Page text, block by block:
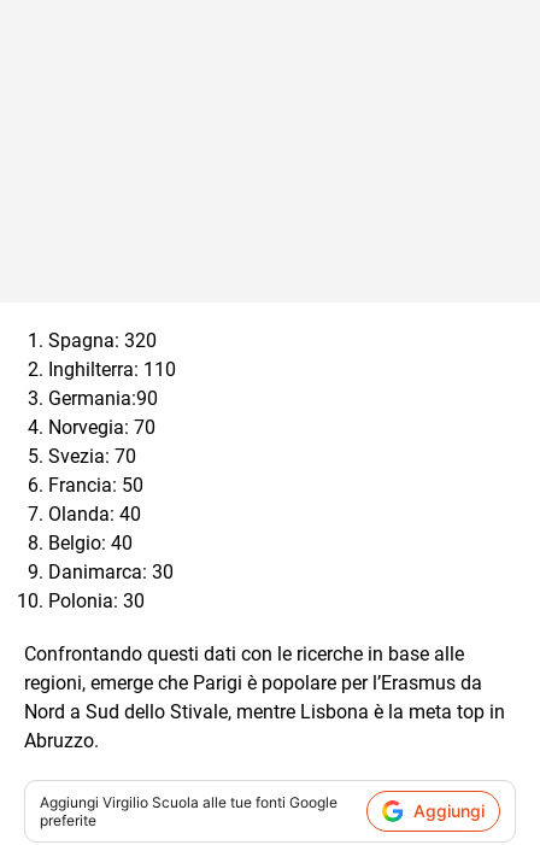
Spagna: 320
Inghilterra: 110
Germania:90
Norvegia: 70
Svezia: 70
Francia: 50
Olanda: 40
Belgio: 40
Danimarca: 30
Polonia: 30
Confrontando questi dati con le ricerche in base alle
regioni, emerge che Parigi è popolare per l’Erasmus da
Nord a Sud dello Stivale, mentre Lisbona è la meta top in
Abruzzo.
Aggiungi Virgilio Scuola alle tue fonti Google
preferite
Aggiungi